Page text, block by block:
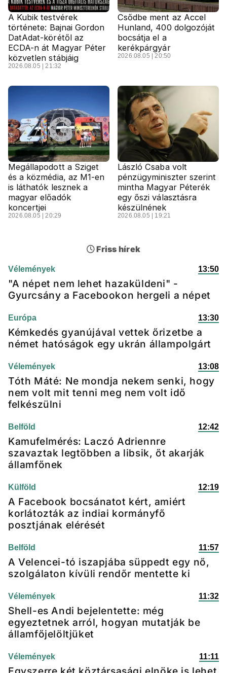
A Kubik testvérek
története: Bajnai Gordon
DatAdat-körétől az
ECDA-n át Magyar Péter
közvetlen stábjáig
2026.08.05 | 21:32
Csődbe ment az Accel
Hunland, 400 dolgozóját
bocsátja el a
kerékpárgyár
2026.08.05 | 20:50
Megállapodott a Sziget
és a közmédia, az M1-en
is láthatók lesznek a
magyar előadók
koncertjei
2026.08.05 | 20:29
László Csaba volt
pénzügyminiszter szerint
mintha Magyar Péterék
egy őszi választásra
készülnének
2026.08.05 | 19:21
Friss hírek
Vélemények 13:50
"A népet nem lehet hazaküldeni" -
Gyurcsány a Facebookon hergeli a népet
Európa 13:30
Kémkedés gyanújával vettek őrizetbe a
német hatóságok egy ukrán állampolgárt
Vélemények 13:08
Tóth Máté: Ne mondja nekem senki, hogy
nem volt mit tenni meg nem volt idő
felkészülni
Belföld 12:42
Kamufelmérés: Laczó Adriennre
szavaztak legtöbben a libsik, őt akarják
államfőnek
Külföld 12:19
A Facebook bocsánatot kért, amiért
korlátozták az indiai kormányfő
posztjának elérését
Belföld 11:57
A Velencei-tó iszapjába süppedt egy nő,
szolgálaton kívüli rendőr mentette ki
Vélemények 11:32
Shell-es Andi bejelentette: még
egyeztetnek arról, hogyan mutatják be
államfőjelöltjüket
Vélemények 11:11